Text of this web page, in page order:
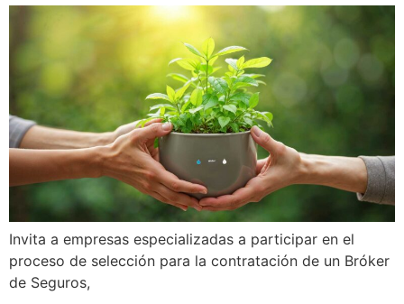
Invita a empresas especializadas a participar en el
proceso de selección para la contratación de un Bróker
de Seguros,